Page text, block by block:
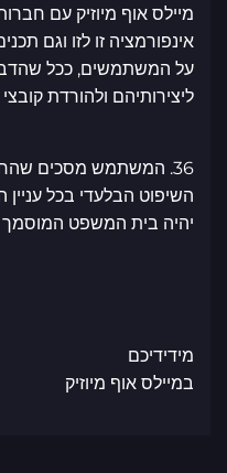
מיילס אוף מיוזיק עם
אינפורמציה זו לזו וגם
על המשתמשים, ככל
ליצירותיהם ולהורדת
36. המשתמש מסכים
השיפוט הבלעדי בכל
יהיה בית המשפט
מידידיכם
במיילס אוף מיוזיק